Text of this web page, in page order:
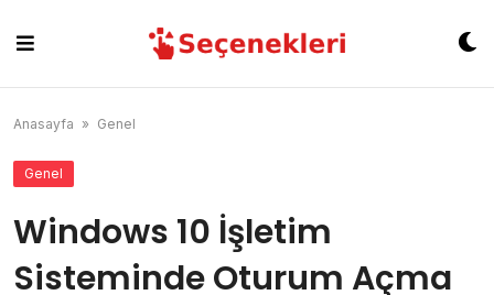
content
Anasayfa » Genel
Genel
Windows 10 İşletim
Sisteminde Oturum Açma